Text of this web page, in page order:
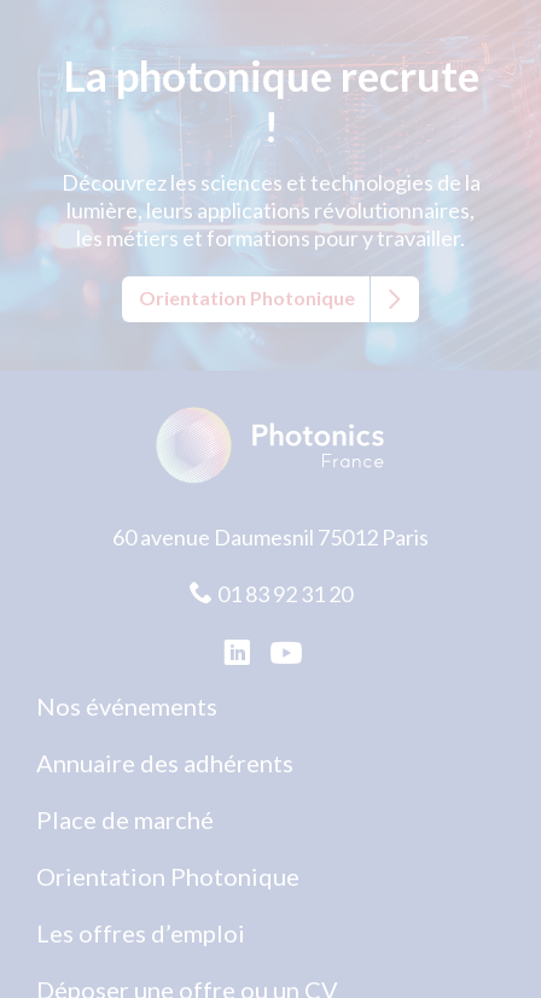
La photonique recrute
!
Découvrez les sciences et technologies de la
lumière, leurs applications révolutionnaires,
les métiers et formations pour y travailler.
Orientation Photonique
60 avenue Daumesnil 75012 Paris
01 83 92 31 20
Nos événements
Annuaire des adhérents
Place de marché
Orientation Photonique
Les offres d’emploi
Déposer une offre ou un CV